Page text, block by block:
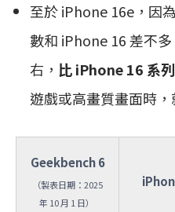
至於 iPhone 16e，因
數和 iPhone 16 差不
右， 比 iPhone 16 系
遊戲或高畫質畫面時
Geekbench 6
（製表日期：2025
年 10 月 1 日）